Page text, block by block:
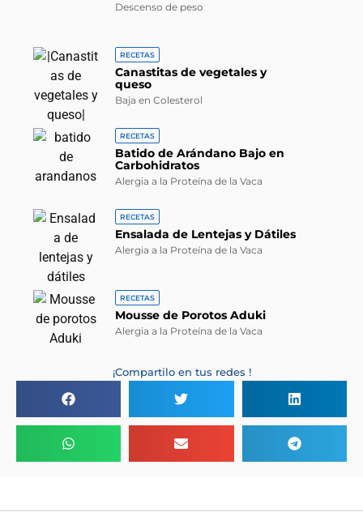
Descenso de peso
RECETAS
Canastitas de vegetales y
queso
Baja en Colesterol
RECETAS
Batido de Arándano Bajo en
Carbohidratos
Alergia a la Proteína de la Vaca
RECETAS
Ensalada de Lentejas y Dátiles
Alergia a la Proteína de la Vaca
RECETAS
Mousse de Porotos Aduki
Alergia a la Proteína de la Vaca
¡Compartilo en tus redes !